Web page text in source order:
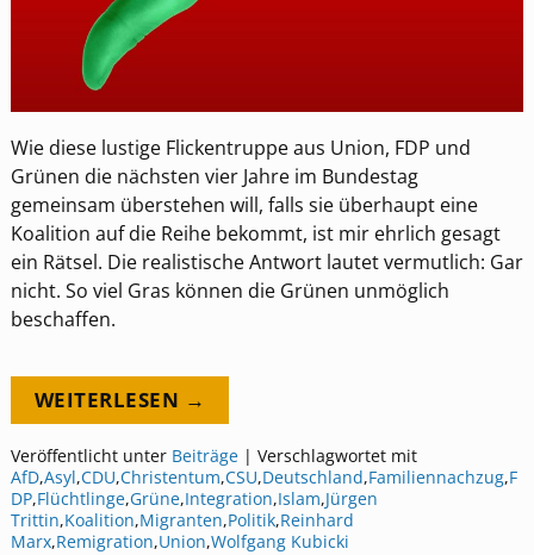
Wie diese lustige Flickentruppe aus Union, FDP und
Grünen die nächsten vier Jahre im Bundestag
gemeinsam überstehen will, falls sie überhaupt eine
Koalition auf die Reihe bekommt, ist mir ehrlich gesagt
ein Rätsel. Die realistische Antwort lautet vermutlich: Gar
nicht. So viel Gras können die Grünen unmöglich
beschaffen.
WEITERLESEN →
Veröffentlicht unter Beiträge| Verschlagwortet mit
AfD,Asyl,CDU,Christentum,CSU,Deutschland,Familiennachzug,F
DP,Flüchtlinge,Grüne,Integration,Islam,Jürgen
Trittin,Koalition,Migranten,Politik,Reinhard
Marx,Remigration,Union,Wolfgang Kubicki